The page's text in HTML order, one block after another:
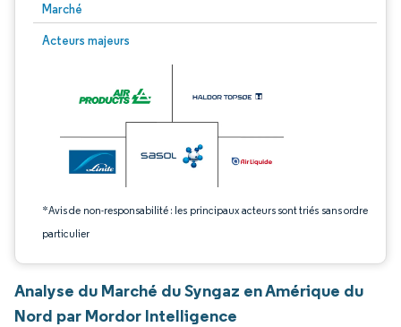
Marché
Acteurs majeurs
*Avis de non-responsabilité : les principaux acteurs sont triés sans ordre
particulier
Image © Mordor Intelligence. La réutilisation nécessite une attribution sous CC
Analyse du Marché du Syngaz en Amérique du
Nord par Mordor Intelligence